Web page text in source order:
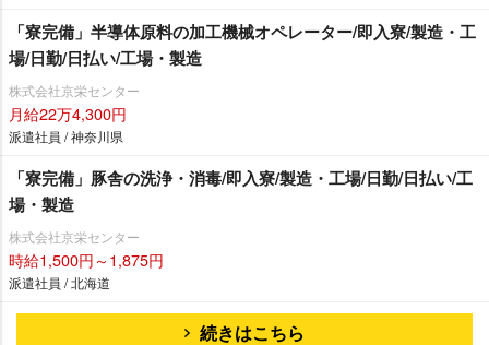
「寮完備」半導体原料の加工機械オペレーター/即入寮/製造・工
場/日勤/日払い/工場・製造
株式会社京栄センター
月給22万4,300円
派遣社員 / 神奈川県
「寮完備」豚舎の洗浄・消毒/即入寮/製造・工場/日勤/日払い/工
場・製造
株式会社京栄センター
時給1,500円～1,875円
派遣社員 / 北海道
続きはこちら